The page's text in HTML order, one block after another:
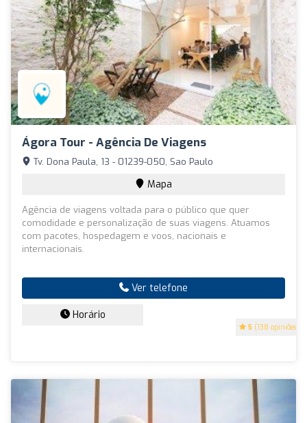
Ágora Tour - Agência De Viagens
5 (138 opiniões)
Tv. Dona Paula, 13 - 01239-050, Sao Paulo
Mapa
Agência de viagens voltada para o público que quer
comodidade e personalização de suas viagens. Atuamos
com pacotes, hospedagem e voos, nacionais e
internacionais.
Ver telefone
Horário